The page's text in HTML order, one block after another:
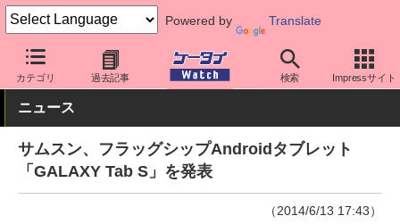
Powered by Translate
カテゴリ 過去記事 検索 Impressサイト
ケータイ Watch OS Android Galaxy
ニュース
サムスン、フラッグシップAndroidタブレット
「GALAXY Tab S」を発表
（2014/6/13 17:43）